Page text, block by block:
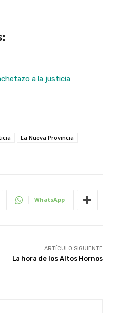
a la justicia
La Nueva Provincia
WhatsApp
ARTÍCULO SIGUIENTE
La hora de los Altos Hornos